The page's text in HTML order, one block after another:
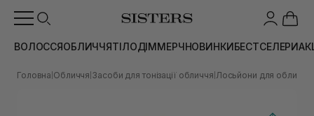
ВОЛОССЯОБЛИЧЧЯТІЛОДІММЕРЧНОВИНКИБЕСТСЕЛЕРИ
Головна Обличчя Засоби для тонізації обличчя Лосьйони для обличчя